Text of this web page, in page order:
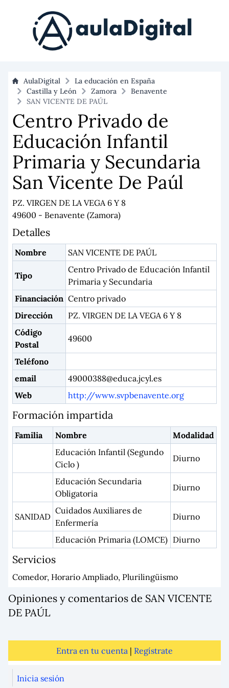
AulaDigital
La educación en España
Castilla y León
Zamora
Benavente
SAN VICENTE DE PAÚL
Centro Privado de
Educación Infantil
Primaria y Secundaria
San Vicente De Paúl
PZ. VIRGEN DE LA VEGA 6 Y 8
49600 - Benavente (Zamora)
Detalles
Nombre SAN VICENTE DE PAÚL
Tipo
Centro Privado de Educación Infantil
Primaria y Secundaria
Financiación Centro privado
Dirección
PZ. VIRGEN DE LA VEGA 6 Y 8
Código
Postal
49600
Teléfono
email
49000388@educa.jcyl.es
Web
http://www.svpbenavente.org
Formación impartida
Familia Nombre
Modalidad
Educación Infantil (Segundo
Ciclo )
Diurno
Educación Secundaria
Obligatoria
Diurno
SANIDAD
Cuidados Auxiliares de
Enfermería
Diurno
Educación Primaria (LOMCE) Diurno
Servicios
Comedor, Horario Ampliado, Plurilingüismo
Opiniones y comentarios de SAN VICENTE
DE PAÚL
Entra en tu cuenta | Regístrate
Inicia sesión